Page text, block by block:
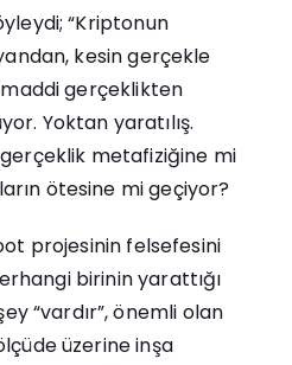
“Kriptonun
kesin gerçekle
gerçeklikten
Yoktan yaratılış.
metafiziğine mi
ötesine mi geçiyor?
projesinin felsefesini
birinin yarattığı
“vardır”, önemli olan
üzerine inşa